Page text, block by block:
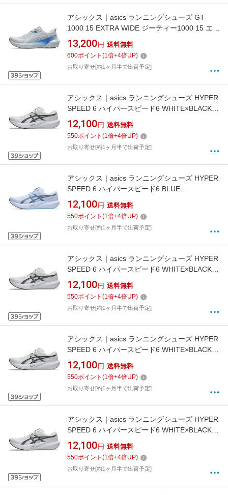
アシックス｜asics ランニングシューズ GT-
1000 15 EXTRA WIDE ジーティー1000 15 エク
ストラワイド PIEDMONT GREY×NEON BLUE
1011C231 [メンズ /27.0cm /幅:ExtraWide(4E相
当)]【返品交換不可】
13,200 円 送料無料
600ポイント (1倍+4倍UP)
お取り寄せ[約1ヶ月半で出荷予定]
アシックス｜asics ランニングシューズ HYPER
SPEED 6 ハイパースピード6 WHITE×BLACK
1013A237 [ユニセックス /27.0cm /幅:2E]【返
品交換不可】
12,100 円 送料無料
550ポイント (1倍+4倍UP)
お取り寄せ[約1ヶ月半で出荷予定]
アシックス｜asics ランニングシューズ HYPER
SPEED 6 ハイパースピード6 BLUE
FADE×INDEPENDENCE BLUE 1013A237 [ユニ
セックス /26.0cm /幅:2E]【返品交換不可】
12,100 円 送料無料
550ポイント (1倍+4倍UP)
お取り寄せ[約1ヶ月半で出荷予定]
アシックス｜asics ランニングシューズ HYPER
SPEED 6 ハイパースピード6 WHITE×BLACK
1013A237 [ユニセックス /27.5cm /幅:2E]【返
品交換不可】
12,100 円 送料無料
550ポイント (1倍+4倍UP)
お取り寄せ[約1ヶ月半で出荷予定]
アシックス｜asics ランニングシューズ HYPER
SPEED 6 ハイパースピード6 WHITE×BLACK
1013A237 [ユニセックス /26.0cm /幅:2E]【返
品交換不可】
12,100 円 送料無料
550ポイント (1倍+4倍UP)
お取り寄せ[約1ヶ月半で出荷予定]
アシックス｜asics ランニングシューズ HYPER
SPEED 6 ハイパースピード6 WHITE×BLACK
1013A237 [ユニセックス /26.5cm /幅:2E]【返
品交換不可】
12,100 円 送料無料
550ポイント (1倍+4倍UP)
お取り寄せ[約1ヶ月半で出荷予定]